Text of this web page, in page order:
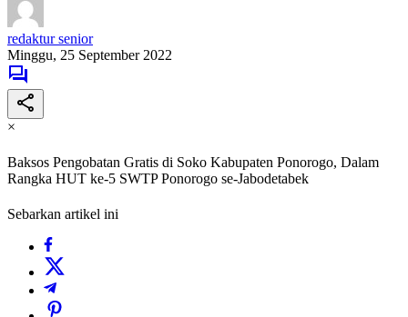
redaktur senior
Minggu, 25 September 2022
×
Baksos Pengobatan Gratis di Soko Kabupaten Ponorogo, Dalam
Rangka HUT ke-5 SWTP Ponorogo se-Jabodetabek
Sebarkan artikel ini